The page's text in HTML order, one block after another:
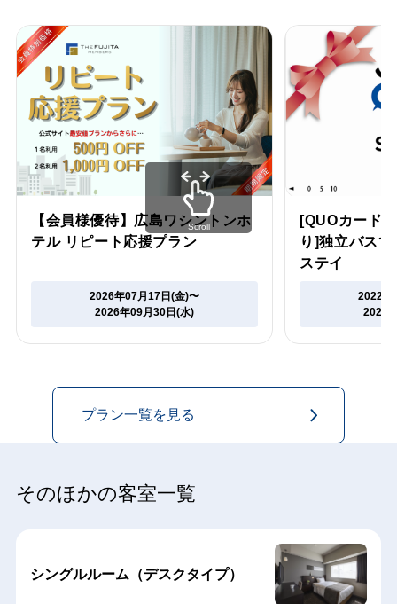
【会員様優待】広島ワシントンホ
テル リピート応援プラン
2026年07月17日(金)〜
2026年09月30日(水)
[QUOカード
り]独立バス
ステイ
2022年
2027
Scroll
プラン一覧を見る
そのほかの客室一覧
シングルルーム（デスクタイプ）